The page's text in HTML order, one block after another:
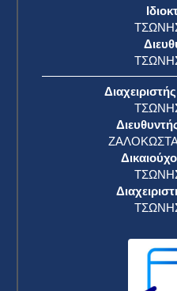
“Να μπείτε στις
βγείτε περήφανοι
μήνυμα της Ελένης
29 Μαΐου 2026